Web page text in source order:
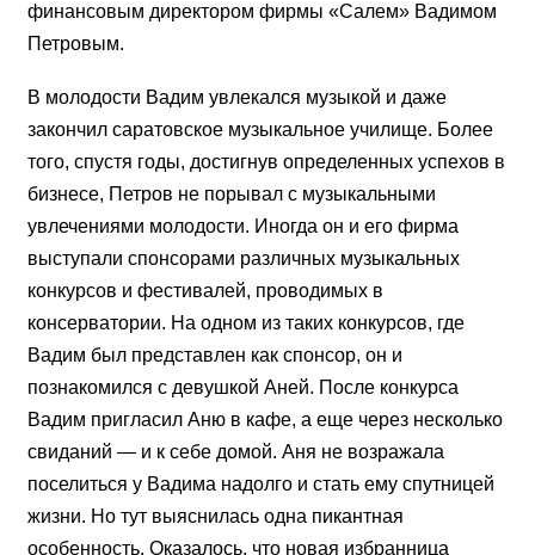
финансовым директором фирмы «Салем» Вадимом
Петровым.
В молодости Вадим увлекался музыкой и даже
закончил саратовское музыкальное училище. Более
того, спустя годы, достигнув определенных успехов в
бизнесе, Петров не порывал с музыкальными
увлечениями молодости. Иногда он и его фирма
выступали спонсорами различных музыкальных
конкурсов и фестивалей, проводимых в
консерватории. На одном из таких конкурсов, где
Вадим был представлен как спонсор, он и
познакомился с девушкой Аней. После конкурса
Вадим пригласил Аню в кафе, а еще через несколько
свиданий — и к себе домой. Аня не возражала
поселиться у Вадима надолго и стать ему спутницей
жизни. Но тут выяснилась одна пикантная
особенность. Оказалось, что новая избранница